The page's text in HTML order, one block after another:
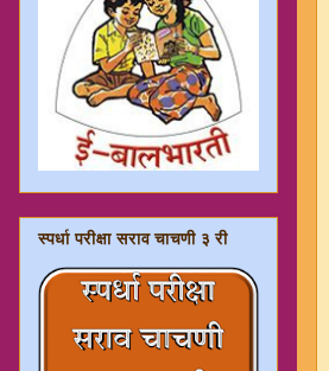
स्पर्धा परीक्षा सराव चाचणी ३ री